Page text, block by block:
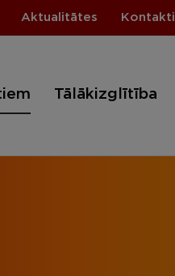
Aktualitātes Kontakti
Tālākizglītība